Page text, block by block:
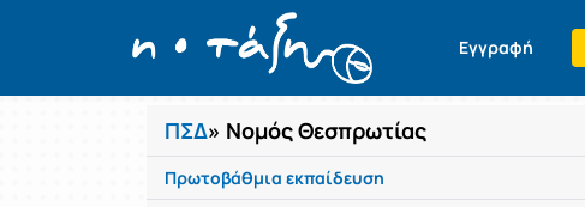
Εγγραφή
Μαθήματα
ΠΣΔ» Νομός Θεσπρωτίας
Πρωτοβάθμια εκπαίδευση